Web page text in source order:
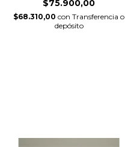
$75.900,00
$68.310,00 con Transferencia o
depósito